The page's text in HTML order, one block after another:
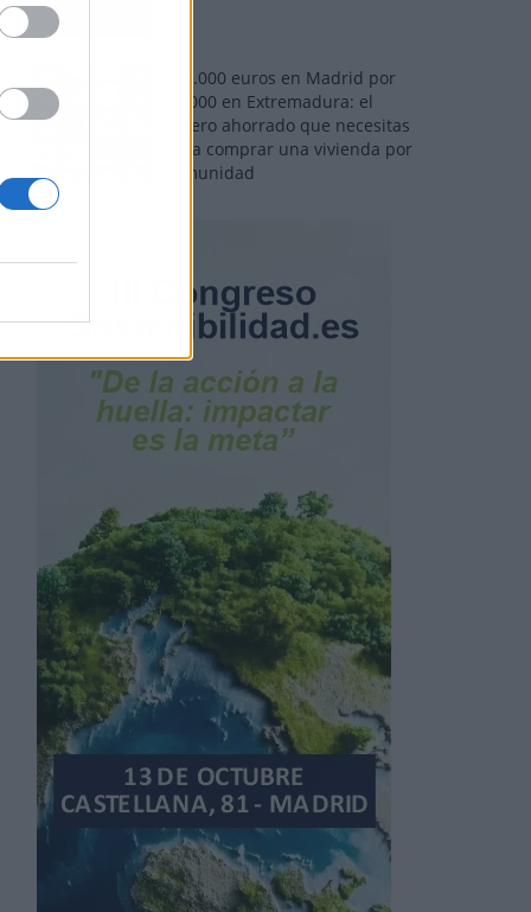
110.000 euros en Madrid por
31.000 en Extremadura: el
dinero ahorrado que necesitas
para comprar una vivienda por
comunidad